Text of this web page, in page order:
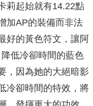
莉起始就有14.22點
加AP的裝備而非法
好的黃色符文，讓阿
低冷卻時間的藍色
，因為她的大絕暗影
冷卻時間的特效，將